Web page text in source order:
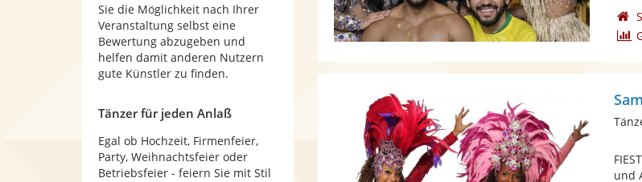
und
Sie die Möglichkeit nach Ihrer
Veranstaltung selbst eine
Bewertung abzugeben und
helfen damit anderen Nutzern
gute Künstler zu finden.
Tänzer für jeden Anlaß
Egal ob Hochzeit, Firmenfeier,
Party, Weihnachtsfeier oder
Betriebsfeier - feiern Sie mit Stil